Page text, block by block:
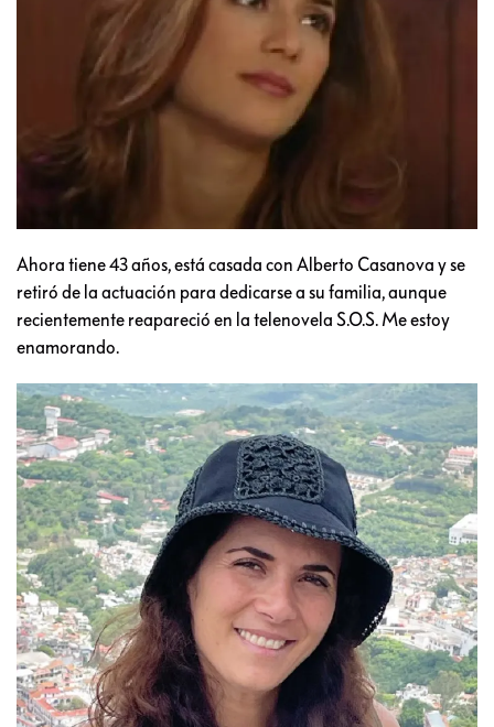
Ahora tiene 43 años, está casada con Alberto Casanova y se
retiró de la actuación para dedicarse a su familia, aunque
recientemente reapareció en la telenovela S.O.S. Me estoy
enamorando.